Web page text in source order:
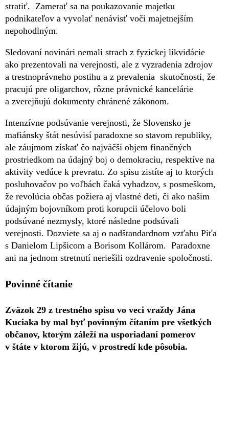
stratiť. Zamerať sa na poukazovanie majetku
podnikateľov a vyvolať nenávisť voči majetnejším
nepohodlným.
Sledovaní novinári nemali strach z fyzickej likvidácie
ako prezentovali na verejnosti, ale z vyzradenia zdrojov
a trestnoprávneho postihu a z prevalenia skutočnosti, že
pracujú pre oligarchov, rôzne právnické kancelárie
a zverejňujú dokumenty chránené zákonom.
Intenzívne podsúvanie verejnosti, že Slovensko je
mafiánsky štát nesúvisí paradoxne so stavom republiky,
ale záujmom získať čo najväčší objem finančných
prostriedkom na údajný boj o demokraciu, respektíve na
aktivity vedúce k prevratu. Zo spisu zistíte aj to ktorých
posluhovačov po voľbách čaká vyhadzov, s posmeškom,
že revolúcia občas požiera aj vlastné deti, či ako našim
údajným bojovníkom proti korupcii účelovo boli
podsúvané nezmysly, ktoré následne podsúvali
verejnosti. Dozviete sa aj o nadštandardnom vzťahu Piťa
s Danielom Lipšicom a Borisom Kollárom. Paradoxne
ani na jednom stretnutí neriešili ozdravenie spoločnosti.
Povinné čítanie
Zväzok 29 z trestného spisu vo veci vraždy Jána
Kuciaka by mal byť povinným čítaním pre všetkých
občanov, ktorým záleží na usporiadaní pomerov
v štáte v ktorom žijú, v prostredí kde pôsobia.